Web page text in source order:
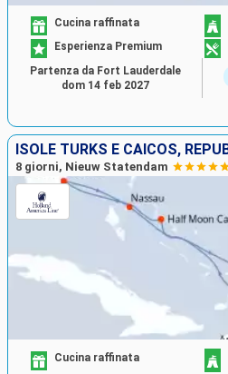
Cucina raffinata
Esperienza Premium
Partenza da Fort Lauderdale
dom 14 feb 2027
8 giorni, Nieuw Statendam
Cucina raffinata